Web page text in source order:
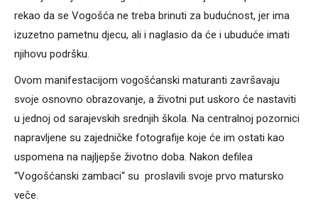
rekao da se Vogošća ne treba brinuti za budućnost, jer ima
izuzetno pametnu djecu, ali i naglasio da će i ubuduće imati
njihovu podršku.
Ovom manifestacijom vogošćanski maturanti završavaju
svoje osnovno obrazovanje, a životni put uskoro će nastaviti
u jednoj od sarajevskih srednjih škola. Na centralnoj pozornici
napravljene su zajedničke fotografije koje će im ostati kao
uspomena na najljepše životno doba. Nakon defilea
“Vogošćanski zambaci“ su proslavili svoje prvo matursko
veče.